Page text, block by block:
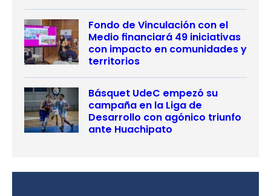
Fondo de Vinculación con el
Medio financiará 49 iniciativas
con impacto en comunidades y
territorios
Básquet UdeC empezó su
campaña en la Liga de
Desarrollo con agónico triunfo
ante Huachipato